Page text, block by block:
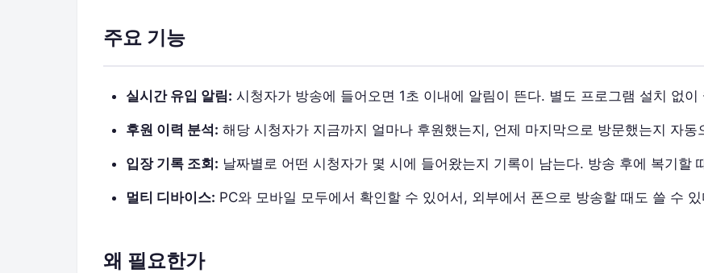
주요 기능
실시간 유입 알림: 시청자가 방송에 들어오면 1초 이내에 알림이 뜬다. 별도 프로그램 설치 없
후원 이력 분석: 해당 시청자가 지금까지 얼마나 후원했는지, 언제 마지막으로 방문했는지 자동
입장 기록 조회: 날짜별로 어떤 시청자가 몇 시에 들어왔는지 기록이 남는다. 방송 후에 복기할
멀티 디바이스: PC와 모바일 모두에서 확인할 수 있어서, 외부에서 폰으로 방송할 때도 쓸 수
왜 필요한가